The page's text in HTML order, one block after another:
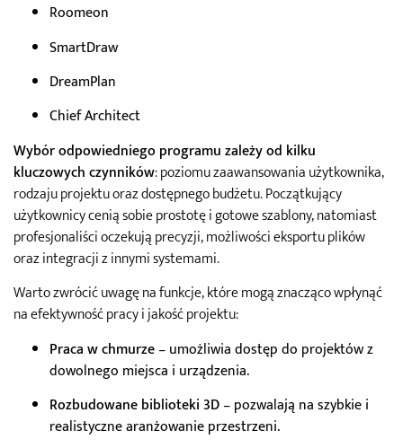
Roomeon
SmartDraw
DreamPlan
Chief Architect
Wybór odpowiedniego programu zależy od kilku
kluczowych czynników: poziomu zaawansowania użytkownika,
rodzaju projektu oraz dostępnego budżetu. Początkujący
użytkownicy cenią sobie prostotę i gotowe szablony, natomiast
profesjonaliści oczekują precyzji, możliwości eksportu plików
oraz integracji z innymi systemami.
Warto zwrócić uwagę na funkcje, które mogą znacząco wpłynąć
na efektywność pracy i jakość projektu:
Praca w chmurze– umożliwia dostęp do projektów z
dowolnego miejsca i urządzenia.
Rozbudowane biblioteki 3D– pozwalają na szybkie i
realistyczne aranżowanie przestrzeni.